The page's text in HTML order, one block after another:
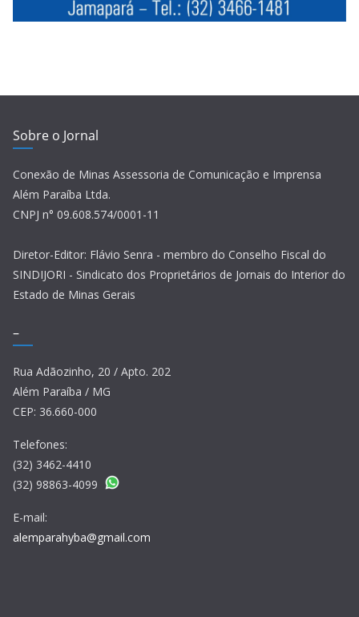
Sobre o Jornal
Conexão de Minas Assessoria de Comunicação e Imprensa
Além Paraíba Ltda.
CNPJ n° 09.608.574/0001-11
Diretor-Editor: Flávio Senra - membro do Conselho Fiscal do
SINDIJORI - Sindicato dos Proprietários de Jornais do Interior do
Estado de Minas Gerais
–
Rua Adãozinho, 20 / Apto. 202
Além Paraíba / MG
CEP: 36.660-000
Telefones:
(32) 3462-4410
(32) 98863-4099
E-mail:
alemparahyba@gmail.com